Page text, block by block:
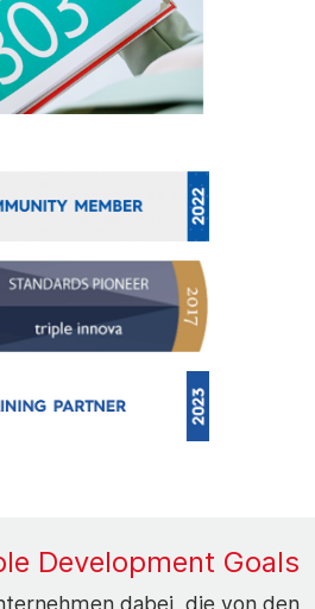
Development Goals
dabei, die von den